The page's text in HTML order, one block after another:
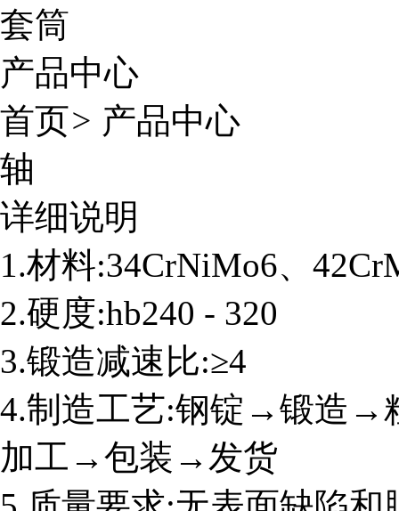
套筒
产品中心
首页> 产品中心
轴
详细说明
1.材料:34CrNiMo6、
2.硬度:hb240 - 320
3.锻造减速比:≥4
4.制造工艺:钢锭→锻造
加工→包装→发货